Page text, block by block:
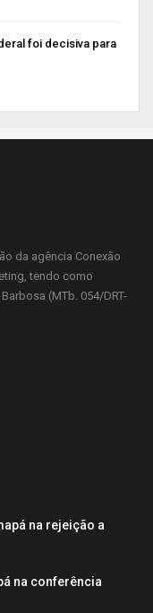
foi decisiva para
da agência Conexão
tendo como
(MTb. 054/DRT-
na rejeição a
na conferência